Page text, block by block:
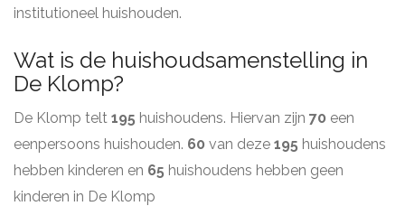
institutioneel huishouden.
Wat is de huishoudsamenstelling in
De Klomp?
De Klomp telt 195 huishoudens. Hiervan zijn 70 een
eenpersoons huishouden. 60 van deze 195 huishoudens
hebben kinderen en 65 huishoudens hebben geen
kinderen in De Klomp